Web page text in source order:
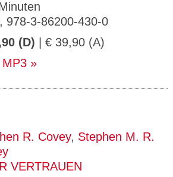
978-3-86200-430-0
(D) | € 39,90 (A)
R. Covey, Stephen M. R.
VERTRAUEN